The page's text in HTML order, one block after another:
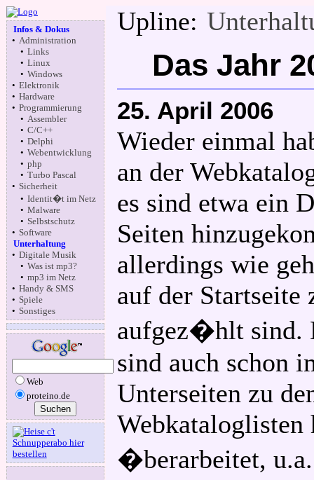
Infos & Dokus
• Administration
• Links
• Linux
• Windows
• Elektronik
• Hardware
• Programmierung
• Assembler
• C/C++
• Delphi
• Webentwicklung
• php
• Turbo Pascal
• Sicherheit
• Identit�t im Netz
• Malware
• Selbstschutz
• Software
Unterhaltung
• Digitale Musik
• Was ist mp3?
• mp3 im Netz
• Handy & SMS
• Spiele
• Sonstiges
Web
proteino.de
Upline:
Das Jahr
25. April 2006
Wieder einmal
an der
es sind etwa ein
Seiten
allerdings wie
auf der Startseite
aufgez�hlt sind.
sind auch schon
Unterseiten zu
Webkataloglisten
�berarbeitet,